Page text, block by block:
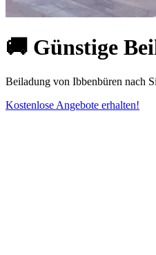
🚚 Günstige
Beiladung von Ibbenbüren nach
Kostenlose Angebote erhalten!